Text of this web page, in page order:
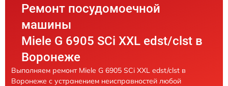
Ремонт посудомоечной
машины
Miele G 6905 SCi XXL edst/clst в
Воронеже
Выполняем ремонт Miele G 6905 SCi XXL edst/clst в
Воронеже с устранением неисправностей любой